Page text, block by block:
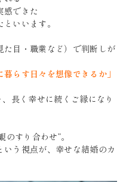
感できた
いいます。
目・職業など）で判断しが
暮らす日々を想像できるか」
長く幸せに続くご縁になり
すり合わせ”。
いう視点が、幸せな結婚のカ